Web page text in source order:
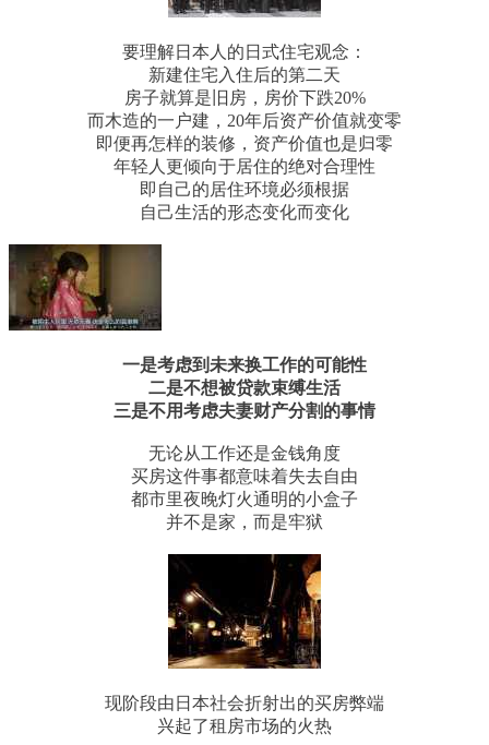
要理解日本人的日式住宅观念：
新建住宅入住后的第二天
房子就算是旧房，房价下跌20%
而木造的一户建，20年后资产价值就变零
即便再怎样的装修，资产价值也是归零
年轻人更倾向于居住的绝对合理性
即自己的居住环境必须根据
自己生活的形态变化而变化
一是考虑到未来换工作的可能性
二是不想被贷款束缚生活
三是不用考虑夫妻财产分割的事情
无论从工作还是金钱角度
买房这件事都意味着失去自由
都市里夜晚灯火通明的小盒子
并不是家，而是牢狱
现阶段由日本社会折射出的买房弊端
兴起了租房市场的火热